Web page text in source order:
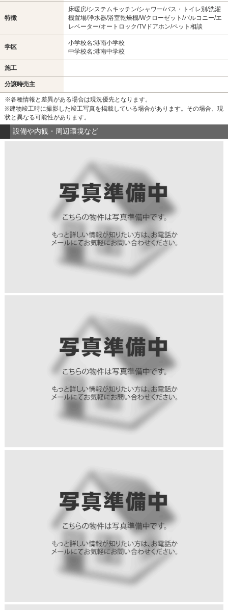
特徴
床暖房/システムキッチン/シャワー/バス・トイレ別/洗濯
機置場/浄水器/浴室乾燥機/Wクローゼット/バルコニー/エ
レベーター/オートロック/TVドアホン/ペット相談
学区
小学校名:港南小学校
中学校名:港南中学校
施工
分譲時売主
※各種情報と差異がある場合は現況優先となります。
※建物竣工時に撮影した竣工写真を掲載している場合があります。その場合、現
状と異なる可能性があります。
設備や内観・周辺環境など